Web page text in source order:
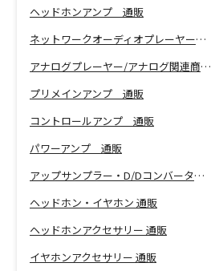
ヘッドホンアンプ 通販
ネットワークオーディオプレーヤー 通販
アナログプレーヤー/アナログ関連商品 通販
プリメインアンプ 通販
コントロールアンプ 通販
パワーアンプ 通販
アップサンプラー・D/Dコンバーター 通販
ヘッドホン・イヤホン 通販
ヘッドホンアクセサリー 通販
イヤホンアクセサリー 通販